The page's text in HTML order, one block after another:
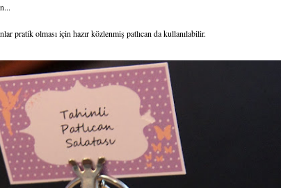
pratik olması için hazır közlenmiş patlıcan da kullanılabilir.